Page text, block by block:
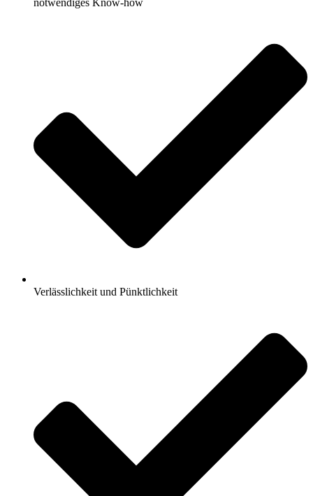
Verlässlichkeit und Pünktlichkeit